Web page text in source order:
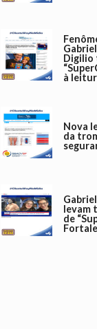
Digilio
à
Nova
da
levam
de